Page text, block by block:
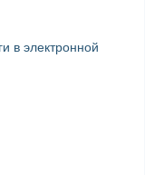
в электронной